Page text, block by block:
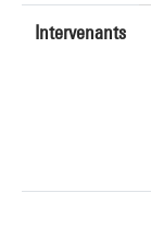
Intervenants